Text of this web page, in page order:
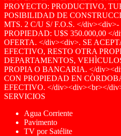
PROYECTO: PRODUCTIVO,
POSIBILIDAD DE
MTS. 2 C/U S/ F.O.S. </
PROPIEDAD: U$S 350.000,00 </
OFERTA. </div><div>. SE
EFECTIVO, RESTO OTRA
DEPARTAMENTOS,
PROPIA O BANCARIA. </
CON PROPIEDAD EN
EFECTIVO. </div><div><br></
SERVICIOS
Agua Corriente
Pavimento
TV por Satélite